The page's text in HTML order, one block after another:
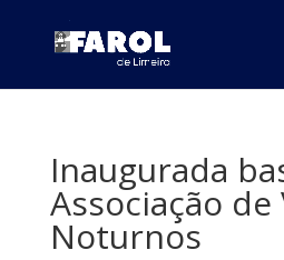
Inaugurada
Associação
Noturnos